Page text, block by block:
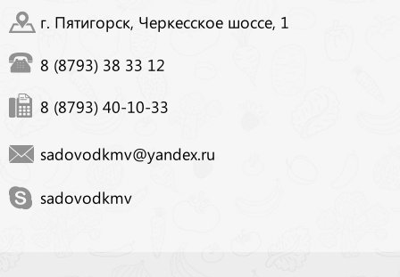
г. Пятигорск, Черкесское шоссе, 1
8 (8793) 38 33 12
8 (8793) 40-10-33
sadovodkmv@yandex.ru
sadovodkmv